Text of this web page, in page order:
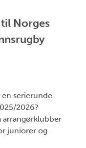
Norges
serierunde
2026?
arrangørklubber
juniorer og